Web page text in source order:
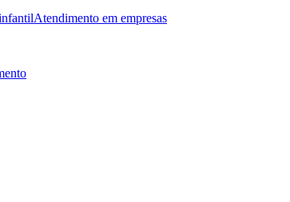
Atendimento em empresas